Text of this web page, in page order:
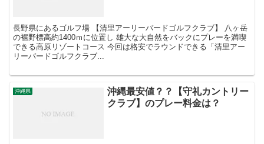
長野県にあるゴルフ場 【清里アーリーバードゴルフクラブ】 八ヶ岳
の裾野標高約1400ｍに位置し 雄大な大自然をバックにプレーを満喫
できる高原リゾートコース 今回は格安でラウンドできる「清里アー
リーバードゴルフクラブ...
沖縄県
沖縄最安値？？【守礼カントリー
クラブ】のプレー料金は？